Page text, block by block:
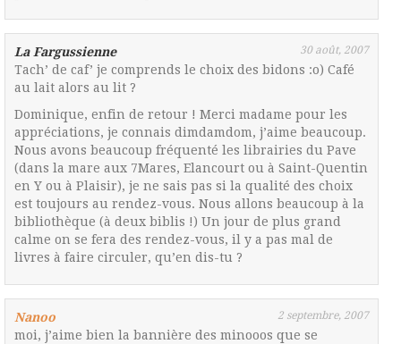
La Fargussienne 30 août, 2007
Tach’ de caf’ je comprends le choix des bidons :o) Café
au lait alors au lit ?
Dominique, enfin de retour ! Merci madame pour les
appréciations, je connais dimdamdom, j’aime beaucoup.
Nous avons beaucoup fréquenté les librairies du Pave
(dans la mare aux 7Mares, Elancourt ou à Saint-Quentin
en Y ou à Plaisir), je ne sais pas si la qualité des choix
est toujours au rendez-vous. Nous allons beaucoup à la
bibliothèque (à deux biblis !) Un jour de plus grand
calme on se fera des rendez-vous, il y a pas mal de
livres à faire circuler, qu’en dis-tu ?
Nanoo 2 septembre, 2007
moi, j’aime bien la bannière des minooos que se